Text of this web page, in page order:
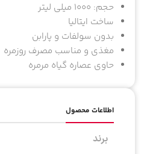
حجم: 1000 میلی لیتر
ساخت ایتالیا
بدون سولفات و پارابن
مغذی و مناسب مصرف روزمره
حاوی عصاره گیاه مرمره
اطلاعات محصول
برند